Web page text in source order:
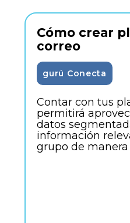
Cómo crear
correo
gurú Conecta
Contar con tus
permitirá
datos
información
grupo de manera